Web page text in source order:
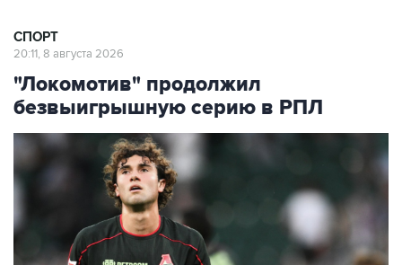
СПОРТ
20:11, 8 августа 2026
"Локомотив" продолжил
безвыигрышную серию в РПЛ